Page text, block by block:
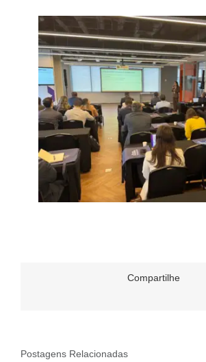
Compartilhe
Postagens Relacionadas